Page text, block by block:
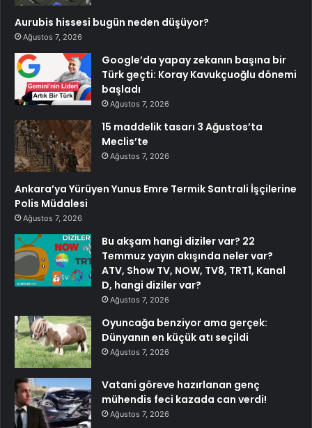
Aurubis hissesi bugün neden düşüyor?
Ağustos 7, 2026
Google’da yapay zekanın başına bir
Türk geçti: Koray Kavukçuoğlu dönemi
başladı
Ağustos 7, 2026
15 maddelik tasarı 3 Ağustos’ta
Meclis’te
Ağustos 7, 2026
Ankara’ya Yürüyen Yunus Emre Termik Santrali İşçilerine
Polis Müdalesi
Ağustos 7, 2026
Bu akşam hangi diziler var? 22
Temmuz yayın akışında neler var?
ATV, Show TV, NOW, TV8, TRT1, Kanal
D, hangi diziler var?
Ağustos 7, 2026
Oyuncağa benziyor ama gerçek:
Dünyanın en küçük atı seçildi
Ağustos 7, 2026
Vatani göreve hazırlanan genç
mühendis feci kazada can verdi!
Ağustos 7, 2026